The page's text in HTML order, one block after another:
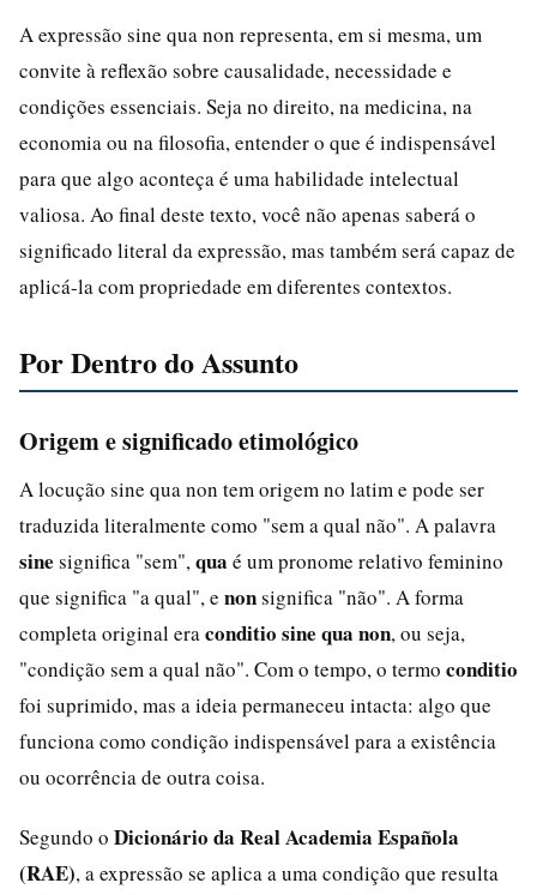
A expressão sine qua non representa, em si mesma, um
convite à reflexão sobre causalidade, necessidade e
condições essenciais. Seja no direito, na medicina, na
economia ou na filosofia, entender o que é indispensável
para que algo aconteça é uma habilidade intelectual
valiosa. Ao final deste texto, você não apenas saberá o
significado literal da expressão, mas também será capaz de
aplicá-la com propriedade em diferentes contextos.
Por Dentro do Assunto
Origem e significado etimológico
A locução sine qua non tem origem no latim e pode ser
traduzida literalmente como "sem a qual não". A palavra
sine significa "sem", qua é um pronome relativo feminino
que significa "a qual", e nonsignifica "não". A forma
completa original era conditio sine qua non, ou seja,
"condição sem a qual não". Com o tempo, o termo conditio
foi suprimido, mas a ideia permaneceu intacta: algo que
funciona como condição indispensável para a existência
ou ocorrência de outra coisa.
Segundo o Dicionário da Real Academia Española
(RAE), a expressão se aplica a uma condição que resulta